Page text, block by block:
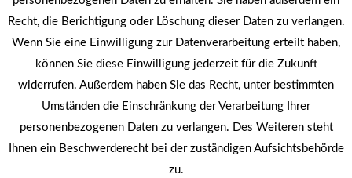
Recht, die Berichtigung oder Löschung dieser Daten zu verlangen.
Wenn Sie eine Einwilligung zur Datenverarbeitung erteilt haben,
können Sie diese Einwilligung jederzeit für die Zukunft
widerrufen. Außerdem haben Sie das Recht, unter bestimmten
Umständen die Einschränkung der Verarbeitung Ihrer
personenbezogenen Daten zu verlangen. Des Weiteren steht
Ihnen ein Beschwerderecht bei der zuständigen Aufsichtsbehörde
zu.